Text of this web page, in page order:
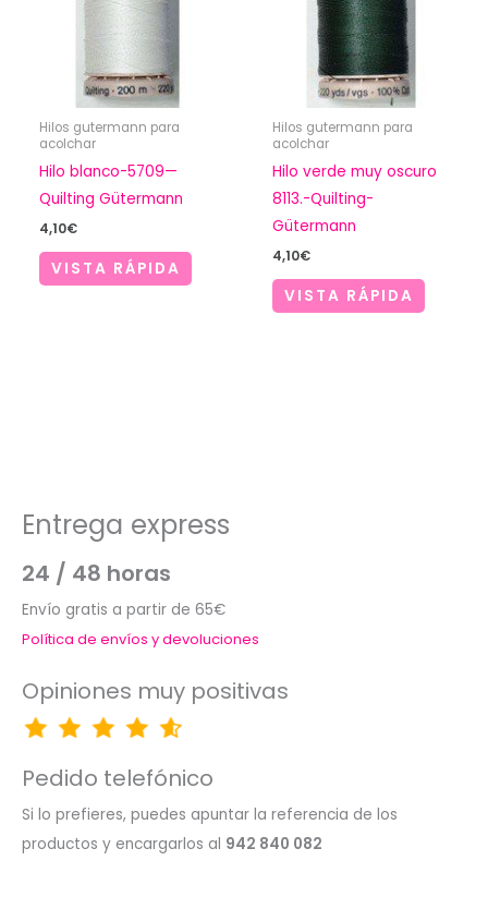
Hilos gutermann para
acolchar
Hilo blanco-5709—
Quilting Gütermann
4,10€
VISTA RÁPIDA
Hilos gutermann para
acolchar
Hilo verde muy oscuro
8113.-Quilting-
Gütermann
4,10€
VISTA RÁPIDA
Entrega express
24 / 48 horas
Envío gratis a partir de 65€
Política de envíos y devoluciones
Opiniones muy positivas
Pedido telefónico
Si lo prefieres, puedes apuntar la referencia de los
productos y encargarlos al 942 840 082